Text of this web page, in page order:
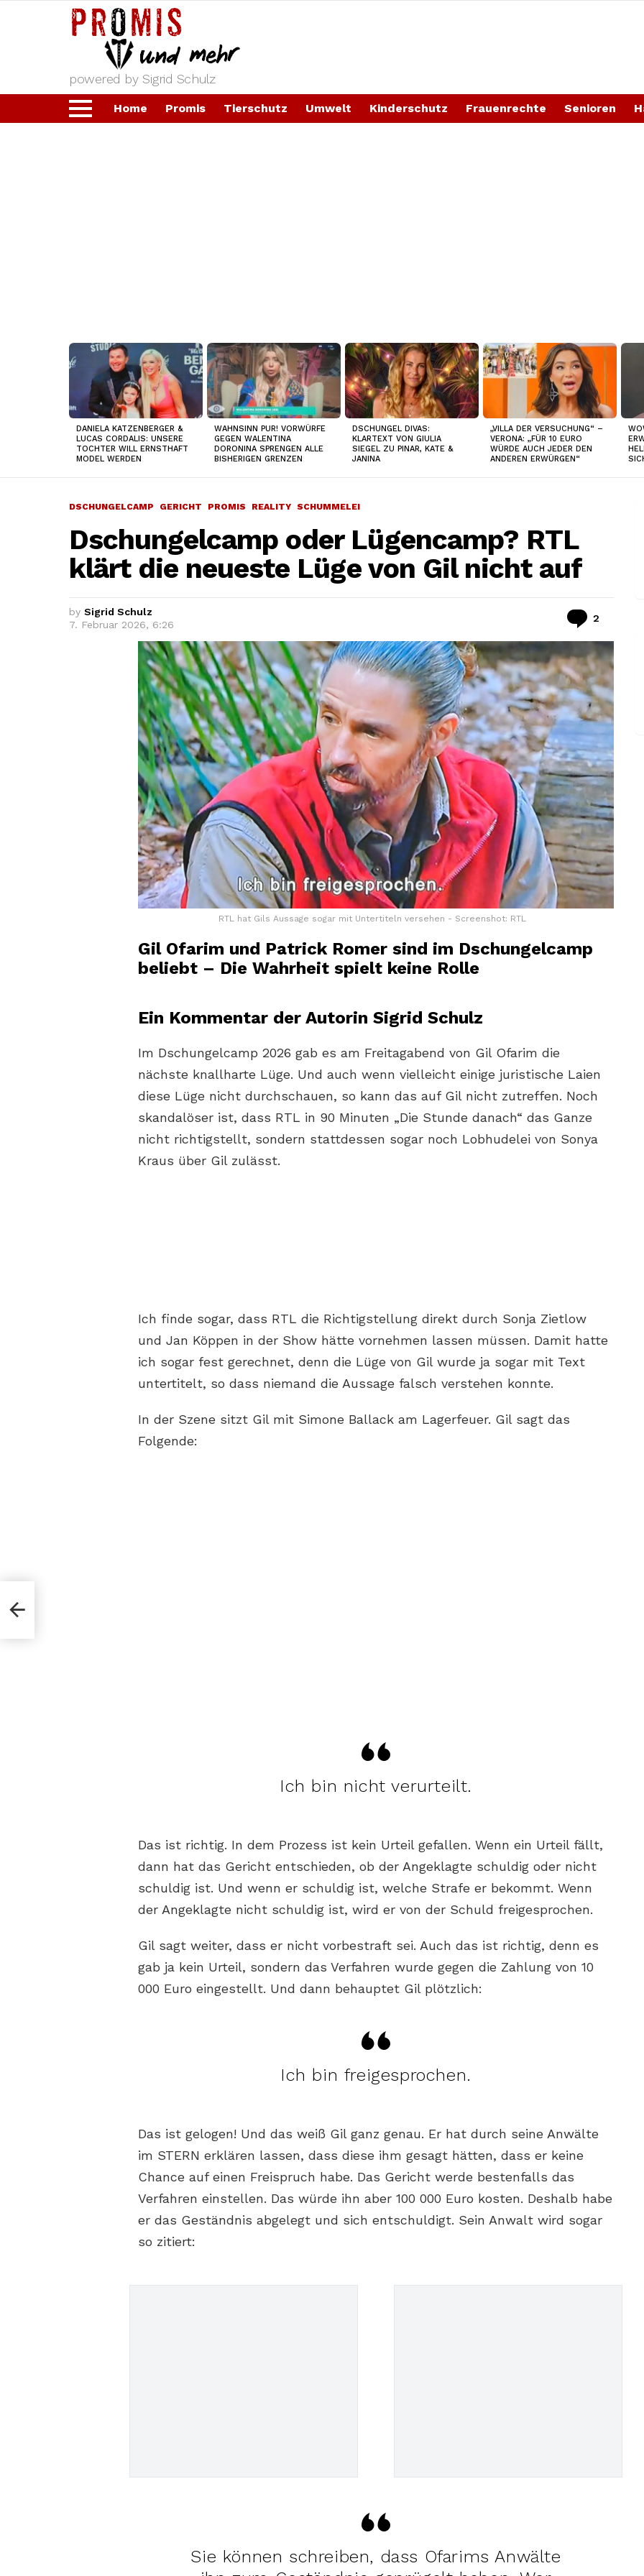
powered by Sigrid Schulz
Menu
Home Promis Tierschutz Umwelt Kinderschutz Frauenrechte Senioren
TOP
NEWS
DANIELA KATZENBERGER &
LUCAS CORDALIS: UNSERE
TOCHTER WILL ERNSTHAFT
MODEL WERDEN
WAHNSINN PUR! VORWÜRFE
GEGEN WALENTINA
DORONINA SPRENGEN ALLE
BISHERIGEN GRENZEN
DSCHUNGEL DIVAS:
KLARTEXT VON GIULIA
SIEGEL ZU PINAR, KATE &
JANINA
„VILLA DER VERSUCHUNG“ –
VERONA: „FÜR 10 EURO
WÜRDE AUCH JEDER DEN
ANDEREN ERWÜRGEN“
DSCHUNGELCAMP GERICHT PROMIS REALITY SCHUMMELEI
Dschungelcamp oder Lügencamp? RTL
klärt die neueste Lüge von Gil nicht auf
by Sigrid Schulz
7. Februar 2026, 6:26
2
RTL hat Gils Aussage sogar mit Untertiteln versehen - Screenshot: RTL
Gil Ofarim und Patrick Romer sind im Dschungelcamp
beliebt – Die Wahrheit spielt keine Rolle
Ein Kommentar der Autorin Sigrid Schulz
Im Dschungelcamp 2026 gab es am Freitagabend von Gil Ofarim die
nächste knallharte Lüge. Und auch wenn vielleicht einige juristische Laien
diese Lüge nicht durchschauen, so kann das auf Gil nicht zutreffen. Noch
skandalöser ist, dass RTL in 90 Minuten „Die Stunde danach“ das Ganze
nicht richtigstellt, sondern stattdessen sogar noch Lobhudelei von Sonya
Kraus über Gil zulässt.
Ich finde sogar, dass RTL die Richtigstellung direkt durch Sonja Zietlow
und Jan Köppen in der Show hätte vornehmen lassen müssen. Damit hatte
ich sogar fest gerechnet, denn die Lüge von Gil wurde ja sogar mit Text
untertitelt, so dass niemand die Aussage falsch verstehen konnte.
In der Szene sitzt Gil mit Simone Ballack am Lagerfeuer. Gil sagt das
Folgende:
Ich bin nicht verurteilt.
Das ist richtig. In dem Prozess ist kein Urteil gefallen. Wenn ein Urteil fällt,
dann hat das Gericht entschieden, ob der Angeklagte schuldig oder nicht
schuldig ist. Und wenn er schuldig ist, welche Strafe er bekommt. Wenn
der Angeklagte nicht schuldig ist, wird er von der Schuld freigesprochen.
Gil sagt weiter, dass er nicht vorbestraft sei. Auch das ist richtig, denn es
gab ja kein Urteil, sondern das Verfahren wurde gegen die Zahlung von 10
000 Euro eingestellt. Und dann behauptet Gil plötzlich:
Ich bin freigesprochen.
Das ist gelogen! Und das weiß Gil ganz genau. Er hat durch seine Anwälte
im STERN erklären lassen, dass diese ihm gesagt hätten, dass er keine
Chance auf einen Freispruch habe. Das Gericht werde bestenfalls das
Verfahren einstellen. Das würde ihn aber 100 000 Euro kosten. Deshalb habe
er das Geständnis abgelegt und sich entschuldigt. Sein Anwalt wird sogar
so zitiert:
Sie können schreiben, dass Ofarims Anwälte